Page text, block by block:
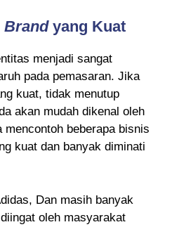
Brand yang Kuat
menjadi sangat
pada pemasaran. Jika
kuat, tidak menutup
akan mudah dikenal oleh
beberapa bisnis
kuat dan banyak diminati
Dan masih banyak
oleh masyarakat